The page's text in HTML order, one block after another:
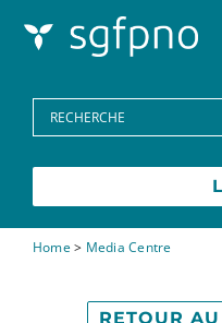
FAQs
Contactez-nous
Search
for:
Home> Media Centre
RETOUR